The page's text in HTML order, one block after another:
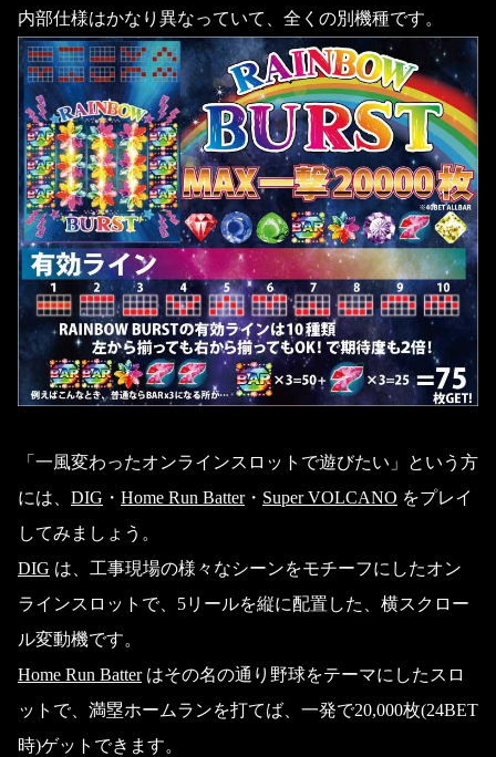
内部仕様はかなり異なっていて、全くの別機種です。
「一風変わったオンラインスロットで遊びたい」という方
には、 DIG ・ Home Run Batter・ Super VOLCANO をプレイ
してみましょう。
DIG は、工事現場の様々なシーンをモチーフにしたオン
ラインスロットで、5リールを縦に配置した、横スクロー
ル変動機です。
Home Run Batterはその名の通り野球をテーマにしたスロ
ットで、満塁ホームランを打てば、一発で20,000枚(24BET
時)ゲットできます。